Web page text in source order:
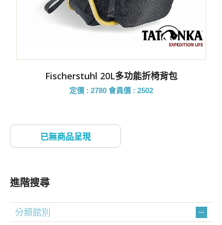
Fischerstuhl 20L多功能折椅背包
定價 : 2780 會員價 : 2502
進階搜尋
分類館別